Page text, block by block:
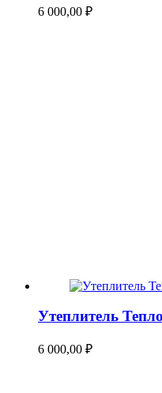
6 000,00 ₽
Утеплитель
6 000,00 ₽